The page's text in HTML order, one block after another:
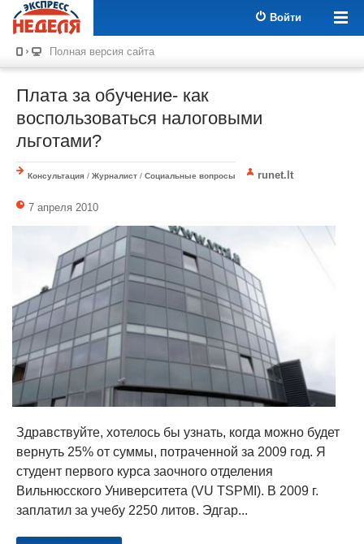
Войти
Полная версия сайта
Плата за обучение- как
воспользоваться налоговыми
льготами?
Консультация / Журналист / Социальные вопросы runet.lt
7 апреля 2010
Здравствуйте, хотелось бы узнать, когда можно будет
вернуть 25% от суммы, потраченной за 2009 год. Я
студент первого курса заочного отделения
Вильнюсского Университета (VU TSPMI). В 2009 г.
заплатил за учебу 2250 литов. Эдгар...